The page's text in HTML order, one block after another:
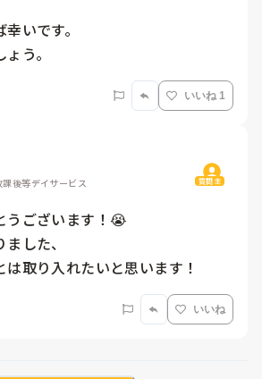
いです。
う。
いいね 1
後等デイサービス 質問主
うございます！😭
した、
取り入れたいと思います！
いいね